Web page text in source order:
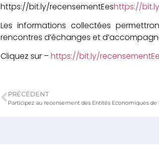
https://bit.ly/recensementEeshttps://
Les informations collectées
rencontres d’échanges et
Cliquez sur –https://bit.ly/
PRÉCÉDENT